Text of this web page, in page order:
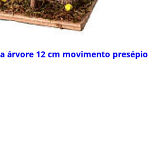
árvore 12 cm movimento presépio